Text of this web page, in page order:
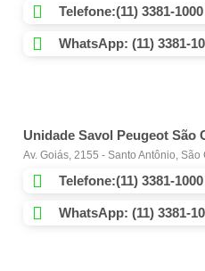
Telefone:(11) 3381-1000
WhatsApp: (11) 3381-
Unidade Savol Peugeot São
Av. Goiás, 2155 - Santo Antônio,
Telefone:(11) 3381-1000
WhatsApp: (11) 3381-